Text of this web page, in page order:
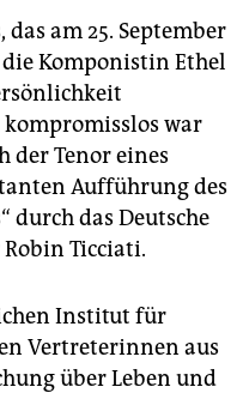
am 25. September
Komponistin Ethel
war
der Tenor eines
Aufführung des
durch das Deutsche
Ticciati.
Institut für
Vertreterinnen aus
über Leben und